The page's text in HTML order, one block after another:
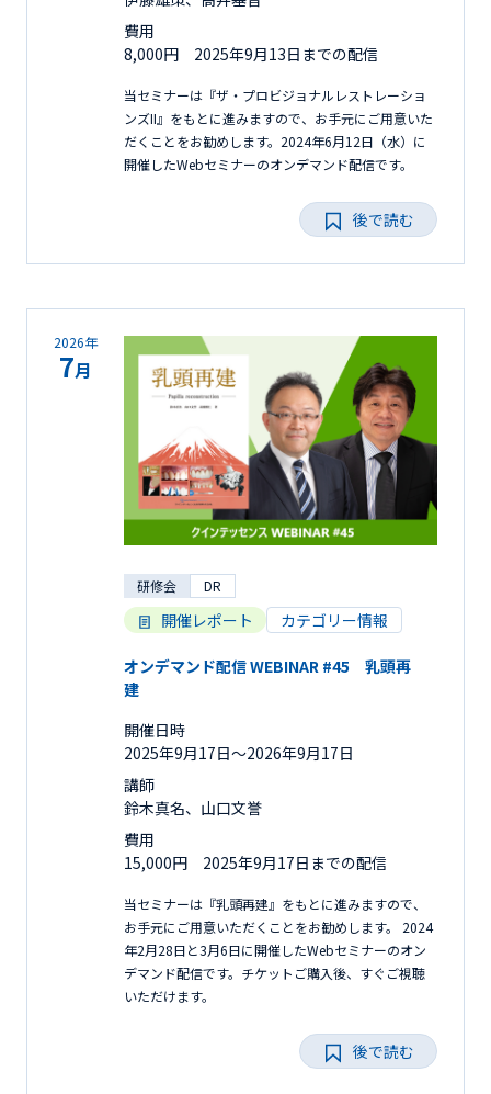
費用
8,000円 2025年9月13日までの配信
当セミナーは『ザ・プロビジョナルレストレーショ
ンズII』をもとに進みますので、お手元にご用意いた
だくことをお勧めします。2024年6月12日（水）に
開催したWebセミナーのオンデマンド配信です。
後で読む
2026年
7月
研修会 DR
開催レポート カテゴリー情報
オンデマンド配信 WEBINAR #45 乳頭再
建
開催日時
2025年9月17日〜2026年9月17日
講師
鈴木真名、山口文誉
費用
15,000円 2025年9月17日までの配信
当セミナーは『乳頭再建』をもとに進みますので、
お手元にご用意いただくことをお勧めします。 2024
年2月28日と3月6日に開催したWebセミナーのオン
デマンド配信です。チケットご購入後、すぐご視聴
いただけます。
後で読む